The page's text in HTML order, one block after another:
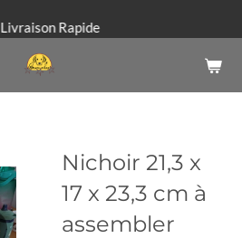
Livraison Rapide
Nichoir 21,3 x
17 x 23,3 cm à
assembler